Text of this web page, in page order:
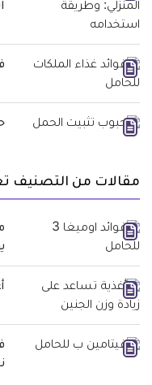
مقالات من التصنيف